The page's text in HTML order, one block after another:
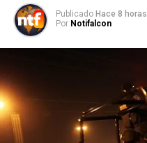
Publicado Hace 8 horas
Por Notifalcon